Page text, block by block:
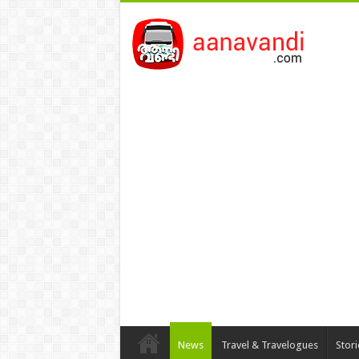
News Travel & Travelogues